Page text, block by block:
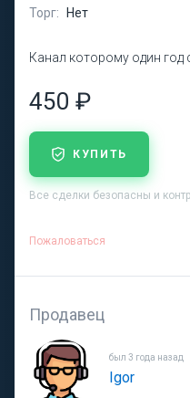
Торг:
Нет
Канал которому один год
450 ₽
КУПИТЬ
Все сделки безопасны и
Пожаловаться
Продавец
был 3 года назад
Igor